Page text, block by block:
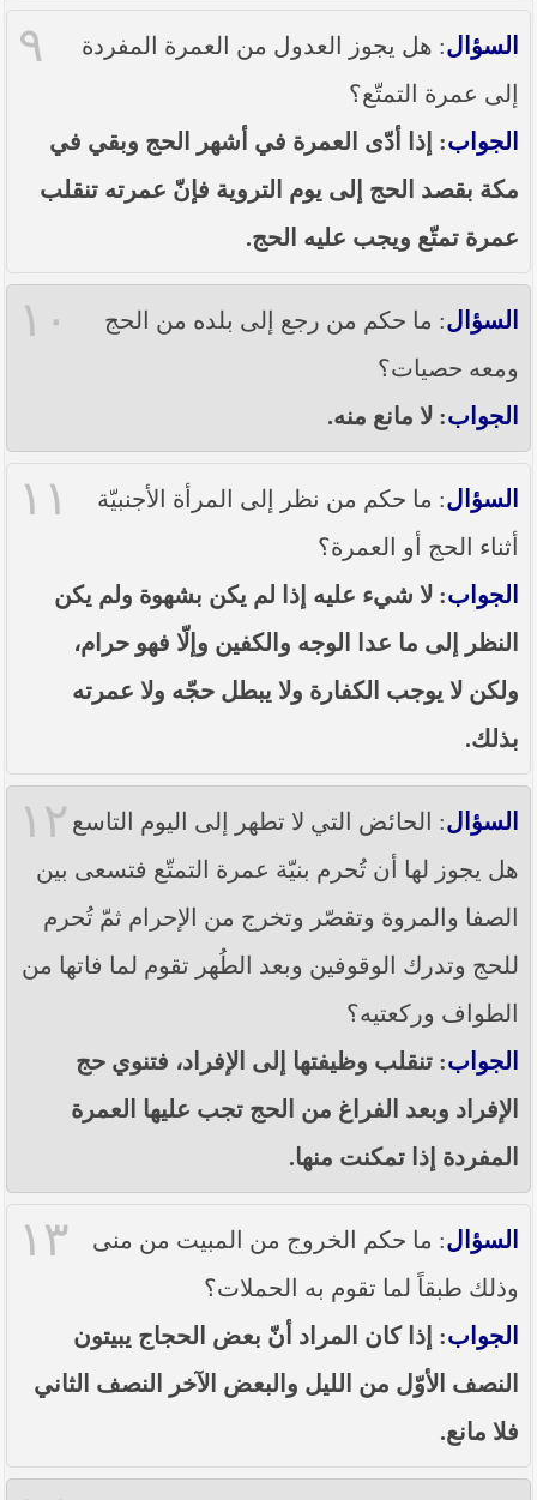
٩ السؤال: هل يجوز العدول من العمرة المفردة
إلى عمرة التمتّع؟
الجواب: إذا أدّى العمرة في أشهر الحج وبقي في
مكة بقصد الحج إلى يوم التروية فإنّ عمرته تنقلب
عمرة تمتّع ويجب عليه الحج.
١٠ السؤال: ما حكم من رجع إلى بلده من الحج
ومعه حصيات؟
الجواب: لا مانع منه.
١١ السؤال: ما حكم من نظر إلى المرأة الأجنبيّة
أثناء الحج أو العمرة؟
الجواب: لا شيء عليه إذا لم يكن بشهوة ولم يكن
النظر إلى ما عدا الوجه والكفين وإلّا فهو حرام،
ولكن لا يوجب الكفارة ولا يبطل حجّه ولا عمرته
بذلك.
١٢ السؤال: الحائض التي لا تطهر إلى اليوم التاسع
هل يجوز لها أن تُحرم بنيّة عمرة التمتّع فتسعى بين
الصفا والمروة وتقصّر وتخرج من الإحرام ثمّ تُحرم
للحج وتدرك الوقوفين وبعد الطُهر تقوم لما فاتها من
الطواف وركعتيه؟
الجواب: تنقلب وظيفتها إلى الإفراد، فتنوي حج
الإفراد وبعد الفراغ من الحج تجب عليها العمرة
المفردة إذا تمكنت منها.
١٣ السؤال: ما حكم الخروج من المبيت من منى
وذلك طبقاً لما تقوم به الحملات؟
الجواب: إذا كان المراد أنّ بعض الحجاج يبيتون
النصف الأوّل من الليل والبعض الآخر النصف الثاني
فلا مانع.